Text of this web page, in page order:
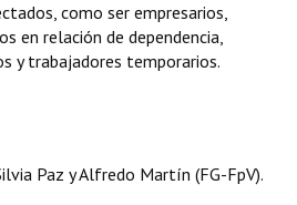
como ser empresarios,
en relación de dependencia,
y trabajadores temporarios.
Paz y Alfredo Martín (FG-FpV).